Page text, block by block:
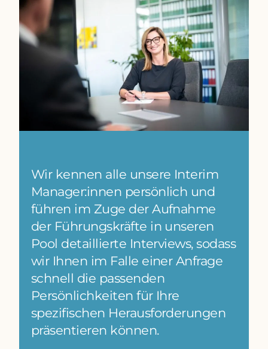
Wir kennen alle unsere Interim
Manager:innen persönlich und
führen im Zuge der Aufnahme
der Führungskräfte in unseren
Pool detaillierte Interviews, sodass
wir Ihnen im Falle einer Anfrage
schnell die passenden
Persönlichkeiten für Ihre
spezifischen Herausforderungen
präsentieren können.